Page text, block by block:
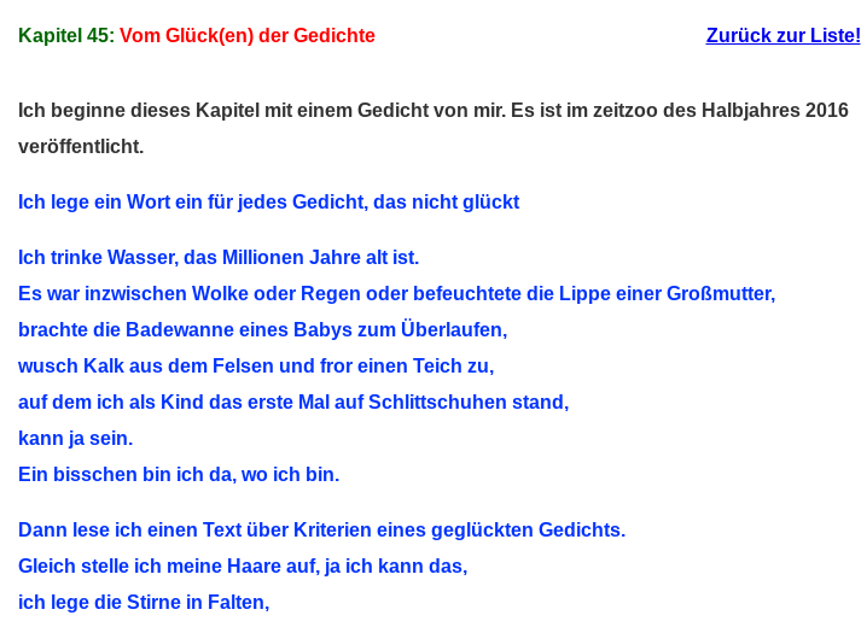
Kapitel 45: Vom Glück(en) der Gedichte Zurück zur Liste!
Ich beginne dieses Kapitel mit einem Gedicht von mir. Es ist im zeitzoo des Halbjahres 2016
veröffentlicht.
Ich lege ein Wort ein für jedes Gedicht, das nicht glückt
Ich trinke Wasser, das Millionen Jahre alt ist.
Es war inzwischen Wolke oder Regen oder befeuchtete die Lippe einer Großmutter,
brachte die Badewanne eines Babys zum Überlaufen,
wusch Kalk aus dem Felsen und fror einen Teich zu,
auf dem ich als Kind das erste Mal auf Schlittschuhen stand,
kann ja sein.
Ein bisschen bin ich da, wo ich bin.
Dann lese ich einen Text über Kriterien eines geglückten Gedichts.
Gleich stelle ich meine Haare auf, ja ich kann das,
ich lege die Stirne in Falten,